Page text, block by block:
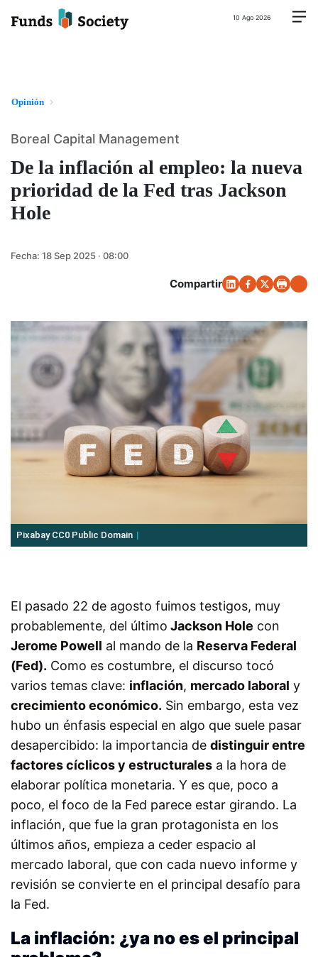
10 Ago 2026
Opinión
De la inflación al empleo: la nueva
prioridad de la Fed tras Jackson
Hole
Boreal Capital Management
Fecha: 18 Sep 2025 · 08:00
Compartir
Pixabay CC0 Public Domain
El pasado 22 de agosto fuimos testigos, muy
probablemente, del último Jackson Hole con
Jerome Powell al mando de la Reserva Federal
(Fed). Como es costumbre, el discurso tocó
varios temas clave: inflación, mercado laboral y
crecimiento económico. Sin embargo, esta vez
hubo un énfasis especial en algo que suele pasar
desapercibido: la importancia de distinguir entre
factores cíclicos y estructurales a la hora de
elaborar política monetaria. Y es que, poco a
poco, el foco de la Fed parece estar girando. La
inflación, que fue la gran protagonista en los
últimos años, empieza a ceder espacio al
mercado laboral, que con cada nuevo informe y
revisión se convierte en el principal desafío para
la Fed.
La inflación: ¿ya no es el principal